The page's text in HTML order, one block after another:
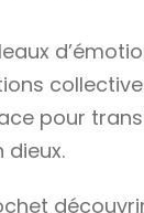
pour
dieux.